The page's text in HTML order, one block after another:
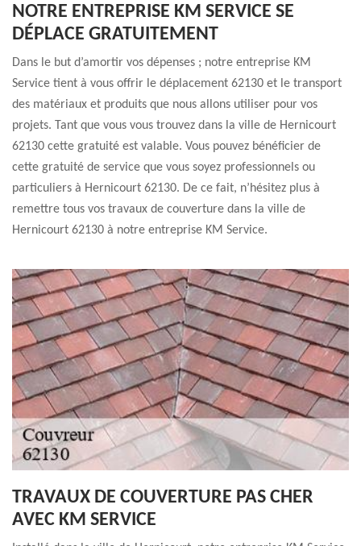
NOTRE ENTREPRISE KM SERVICE SE
DÉPLACE GRATUITEMENT
Dans le but d’amortir vos dépenses ; notre entreprise KM
Service tient à vous offrir le déplacement 62130 et le transport
des matériaux et produits que nous allons utiliser pour vos
projets. Tant que vous vous trouvez dans la ville de Hernicourt
62130 cette gratuité est valable. Vous pouvez bénéficier de
cette gratuité de service que vous soyez professionnels ou
particuliers à Hernicourt 62130. De ce fait, n’hésitez plus à
remettre tous vos travaux de couverture dans la ville de
Hernicourt 62130 à notre entreprise KM Service.
TRAVAUX DE COUVERTURE PAS CHER
AVEC KM SERVICE